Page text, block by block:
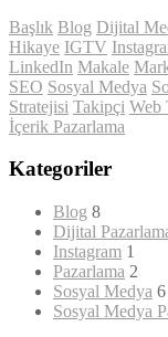
Başlık Blog Dijital
Hikaye IGTV
LinkedIn Makale
SEO Sosyal Medya
Stratejisi Takipçi Web
İçerik Pazarlama
Kategoriler
Blog 8
Dijital
Instagram 1
Pazarlama 2
Sosyal Medya 6
Sosyal Medya